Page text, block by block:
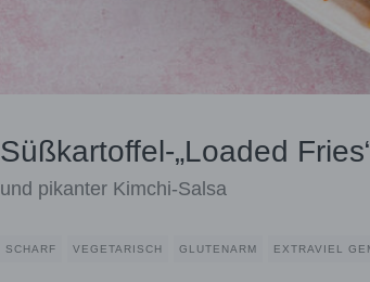
Süßkartoffel-„Loaded
und pikanter Kimchi-Salsa
SCHARF VEGETARISCH GLUTENARM EXTRAVIEL